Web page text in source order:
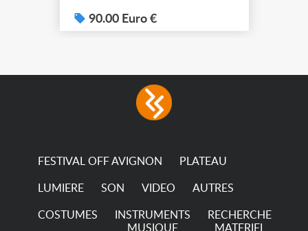
90.00 Euro €
FESTIVAL OFF AVIGNON PLATEAU
LUMIERE SON VIDEO AUTRES
COSTUMES
INSTRUMENTS
MUSIQUE
RECHERCHE
MATERIEL